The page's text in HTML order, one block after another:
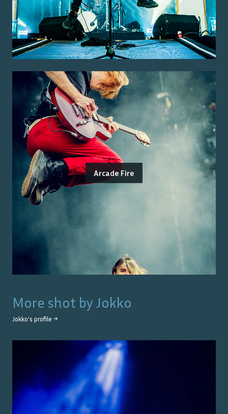
Arcade Fire
More shot by Jokko
Jokko's profile →